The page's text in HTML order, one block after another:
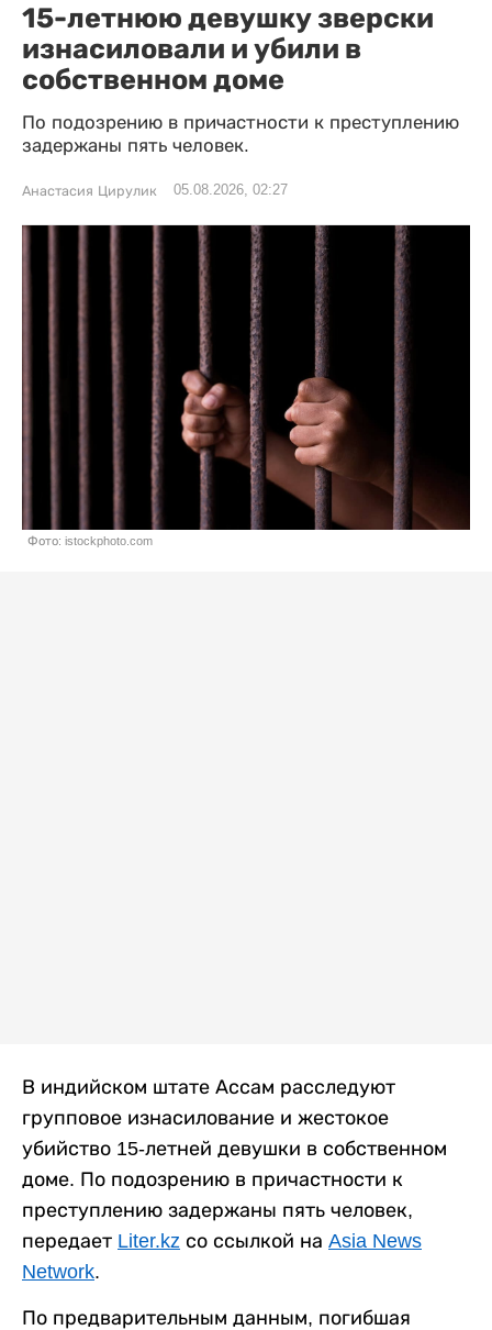
15-летнюю девушку зверски
изнасиловали и убили в
собственном доме
По подозрению в причастности к преступлению
задержаны пять человек.
Анастасия Цирулик 05.08.2026, 02:27
Фото: istockphoto.com
В индийском штате Ассам расследуют
групповое изнасилование и жестокое
убийство 15-летней девушки в собственном
доме. По подозрению в причастности к
преступлению задержаны пять человек,
передает Liter.kz со ссылкой на Asia News
Network.
По предварительным данным, погибшая